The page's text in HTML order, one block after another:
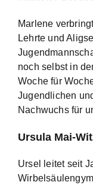
Marlene
Lehrte und
noch selbst in
Woche für
Jugendlichen
Nachwuchs für
Ursula Mai-
Ursel leitet seit